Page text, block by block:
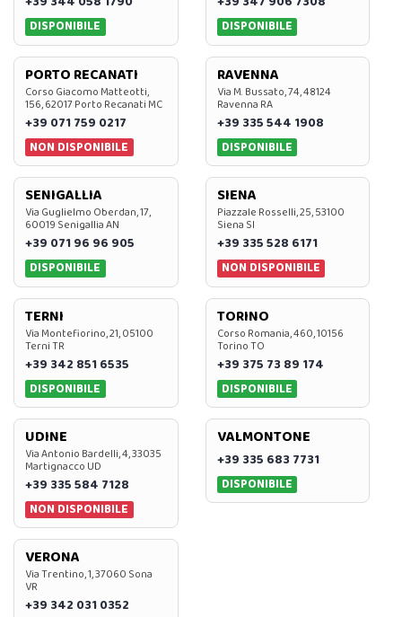
DISPONIBILE
DISPONIBILE
PORTO RECANATI
Corso Giacomo Matteotti,
156, 62017 Porto Recanati MC
+39 071 759 0217
NON DISPONIBILE
RAVENNA
Via M. Bussato, 74, 48124
Ravenna RA
+39 335 544 1908
DISPONIBILE
SENIGALLIA
Via Guglielmo Oberdan, 17,
60019 Senigallia AN
+39 071 96 96 905
DISPONIBILE
SIENA
Piazzale Rosselli, 25, 53100
Siena SI
+39 335 528 6171
NON DISPONIBILE
TERNI
Via Montefiorino, 21, 05100
Terni TR
+39 342 851 6535
DISPONIBILE
TORINO
Corso Romania, 460, 10156
Torino TO
+39 375 73 89 174
DISPONIBILE
UDINE
Via Antonio Bardelli, 4, 33035
Martignacco UD
+39 335 584 7128
NON DISPONIBILE
VALMONTONE
+39 335 683 7731
DISPONIBILE
VERONA
Via Trentino, 1, 37060 Sona
VR
+39 342 031 0352